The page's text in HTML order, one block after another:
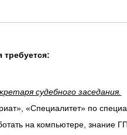
судебного заседания.
«Специалитет» по
на компьютере,